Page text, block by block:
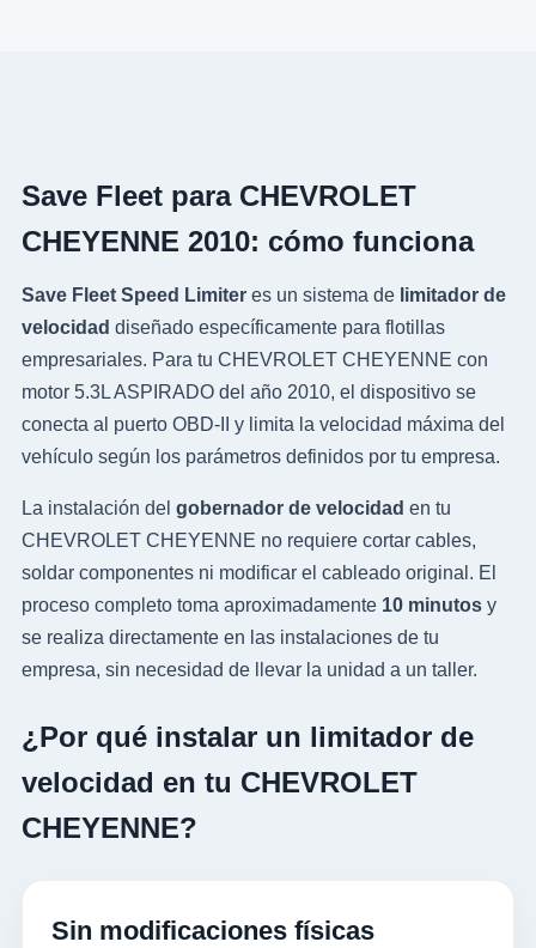
Save Fleet para CHEVROLET
CHEYENNE 2010: cómo funciona
Save Fleet Speed Limiteres un sistema de limitador de
velocidad diseñado específicamente para flotillas
empresariales. Para tu CHEVROLET CHEYENNE con
motor 5.3L ASPIRADO del año 2010, el dispositivo se
conecta al puerto OBD-II y limita la velocidad máxima del
vehículo según los parámetros definidos por tu empresa.
La instalación del gobernador de velocidad en tu
CHEVROLET CHEYENNE no requiere cortar cables,
soldar componentes ni modificar el cableado original. El
proceso completo toma aproximadamente 10 minutosy
se realiza directamente en las instalaciones de tu
empresa, sin necesidad de llevar la unidad a un taller.
¿Por qué instalar un limitador de
velocidad en tu CHEVROLET
CHEYENNE?
Sin modificaciones físicas